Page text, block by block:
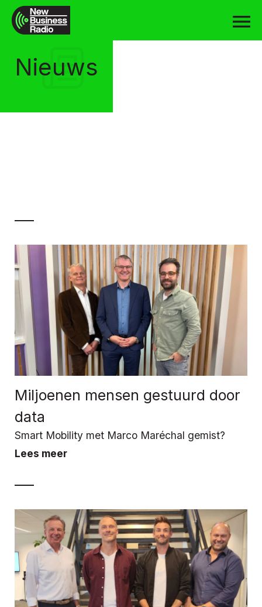
Nieuws
Miljoenen mensen gestuurd door
data
Smart Mobility met Marco Maréchal gemist?
Lees meer